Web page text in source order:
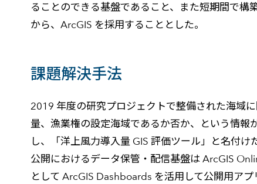
ることのできる基盤であること、また短期間で
から、ArcGIS を採用することとした。
課題解決手法
2019 年度の研究プロジェクトで整備された海域
量、漁業権の設定海域であるか否か、という情報
し、「洋上風力導入量 GIS 評価ツール」と名付け
公開におけるデータ保管・配信基盤は ArcGIS
として ArcGIS Dashboards を活用して公開用ア